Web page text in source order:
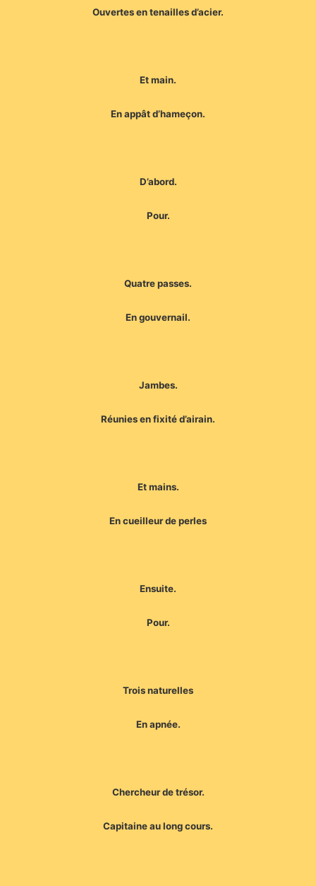
Ouvertes en tenailles d’acier.
Et main.
En appât d’hameçon.
D’abord.
Pour.
Quatre passes.
En gouvernail.
Jambes.
Réunies en fixité d’airain.
Et mains.
En cueilleur de perles
Ensuite.
Pour.
Trois naturelles
En apnée.
Chercheur de trésor.
Capitaine au long cours.